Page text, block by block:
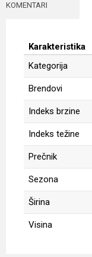
KOMENTARI
Karakteristika
Kategorija
Brendovi
Indeks brzine
Indeks težine
Prečnik
Sezona
Širina
Visina